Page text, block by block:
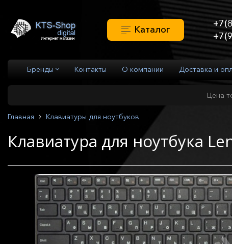
Каталог
Бренды Контакты О компании Доставка и
Цена
Главная Клавиатуры для ноутбуков
Клавиатура для ноутбука